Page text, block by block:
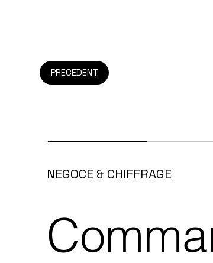
PRECEDENT
NEGOCE & CHIFFRAGE